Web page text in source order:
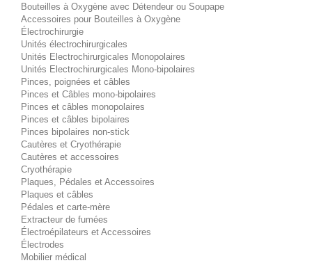
Bouteilles à Oxygène avec Détendeur ou Soupape
Accessoires pour Bouteilles à Oxygène
Électrochirurgie
Unités électrochirurgicales
Unités Electrochirurgicales Monopolaires
Unités Electrochirurgicales Mono-bipolaires
Pinces, poignées et câbles
Pinces et Câbles mono-bipolaires
Pinces et câbles monopolaires
Pinces et câbles bipolaires
Pinces bipolaires non-stick
Cautères et Cryothérapie
Cautères et accessoires
Cryothérapie
Plaques, Pédales et Accessoires
Plaques et câbles
Pédales et carte-mère
Extracteur de fumées
Électroépilateurs et Accessoires
Électrodes
Mobilier médical